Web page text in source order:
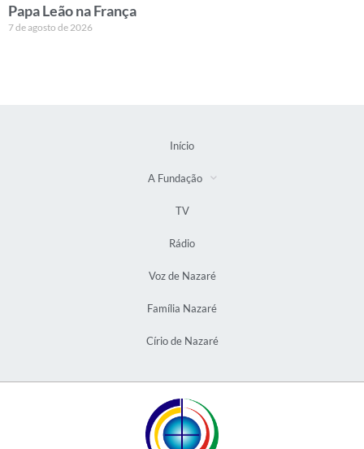
Papa Leão na França
7 de agosto de 2026
Início
A Fundação
TV
Rádio
Voz de Nazaré
Família Nazaré
Círio de Nazaré